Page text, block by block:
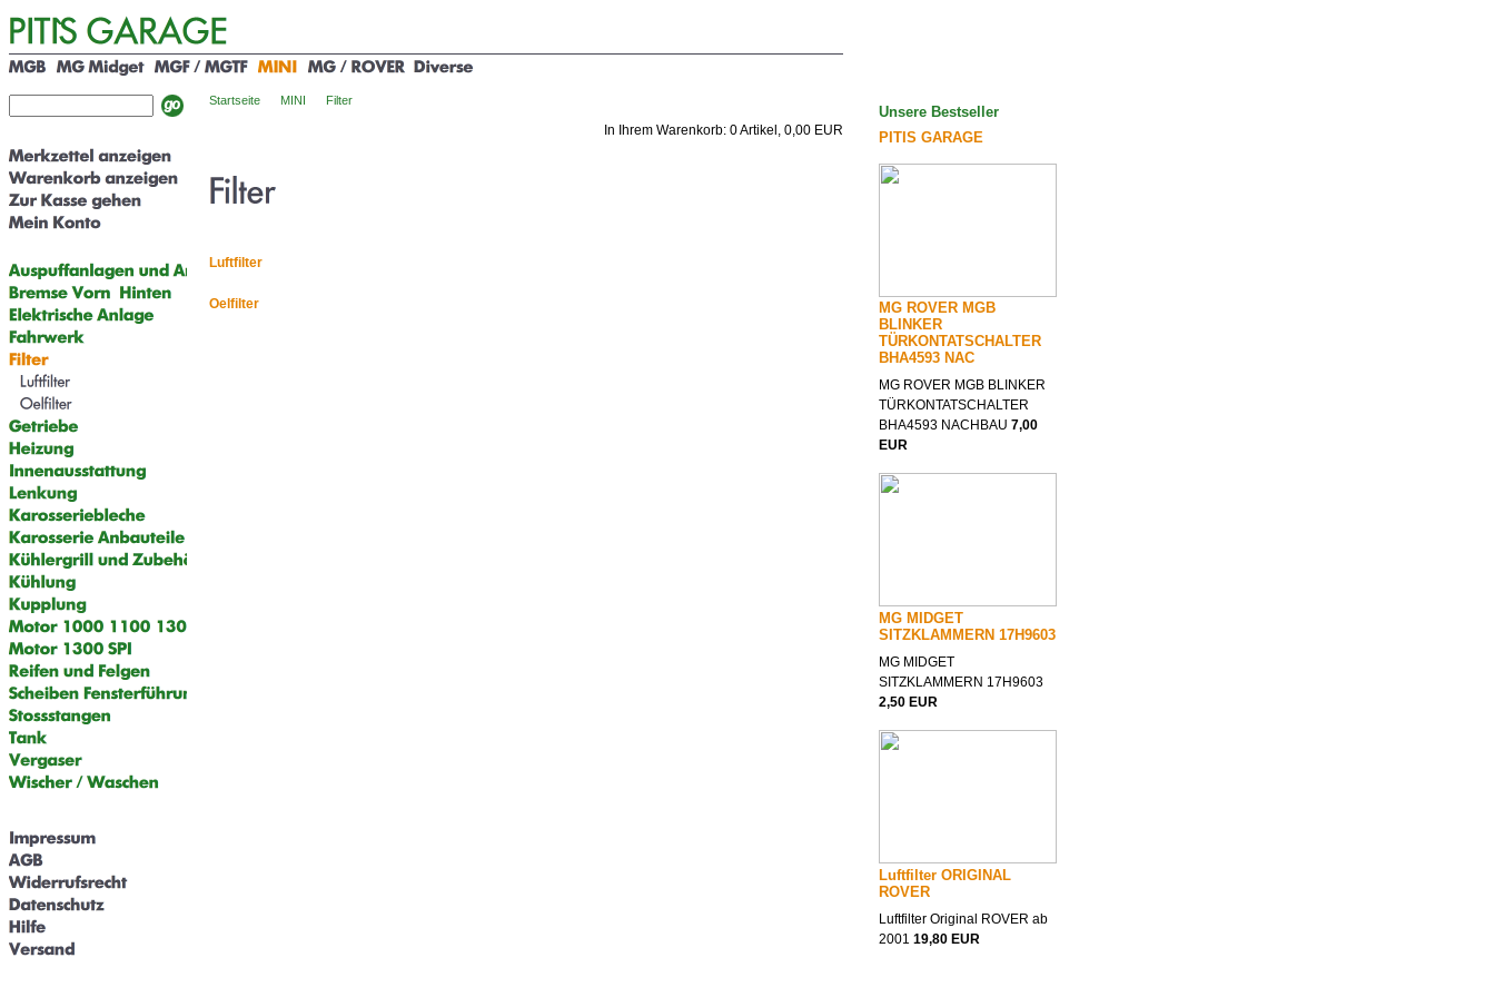
Startseite MINI Filter
In Ihrem Warenkorb: 0Artikel, 0,00 EUR
Luftfilter
Oelfilter
Unsere Bestseller
PITIS GARAGE
MG ROVER MGB
BLINKER
TÜRKONTATSCHALTER
BHA4593 NAC
MG ROVER MGB BLINKER
TÜRKONTATSCHALTER
BHA4593 NACHBAU 7,00
EUR
MG MIDGET
SITZKLAMMERN 17H9603
MG MIDGET
SITZKLAMMERN 17H9603
2,50 EUR
Luftfilter ORIGINAL
ROVER
Luftfilter Original ROVER ab
2001 19,80 EUR